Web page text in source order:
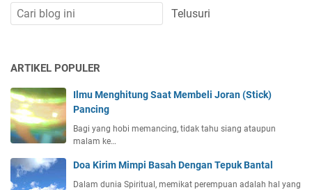
ARTIKEL POPULER
Ilmu Menghitung Saat Membeli Joran (Stick)
Pancing
Bagi yang hobi memancing, tidak tahu siang ataupun
malam ke…
Doa Kirim Mimpi Basah Dengan Tepuk Bantal
Dalam dunia Spiritual, memikat perempuan adalah hal yang